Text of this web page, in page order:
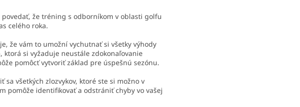
že tréning s odborníkom v oblasti golfu
celého roka.
že vám to umožní vychutnať si všetky výhody
si vyžaduje neustále zdokonaľovanie
pomôcť vytvoriť základ pre úspešnú sezónu.
všetkých zlozvykov, ktoré ste si možno v
pomôže identifikovať a odstrániť chyby vo vašej